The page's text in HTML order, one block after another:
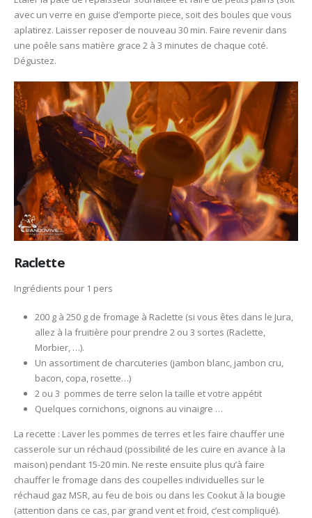
avec un verre en guise d’emporte piece, soit des boules que vous
aplatirez. Laisser reposer de nouveau 30 min. Faire revenir dans
une poêle sans matière grace 2 à 3 minutes de chaque coté.
Dégustez.
Raclette
Ingrédients pour 1 pers
200 g à 250 g de fromage à Raclette (si vous êtes dans le Jura,
allez à la fruitière pour prendre 2 ou 3 sortes (Raclette,
Morbier, …).
Un assortiment de charcuteries (jambon blanc, jambon cru,
bacon, copa, rosette…)
2 ou 3 pommes de terre selon la taille et votre appétit
Quelques cornichons, oignons au vinaigre …
La recette : Laver les pommes de terres et les faire chauffer une
casserole sur un réchaud (possibilité de les cuire en avance à la
maison) pendant 15-20 min. Ne reste ensuite plus qu’à faire
chauffer le fromage dans des coupelles individuelles sur le
réchaud gaz MSR, au feu de bois ou dans les Cookut à la bougie
(attention dans ce cas, par grand vent et froid, c’est compliqué).